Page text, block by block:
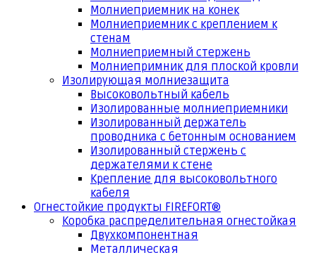
Молниеприемник на конек
Молниеприемник с креплением к
стенам
Молниеприемный стержень
Молниепримник для плоской кровли
Изолирующая молниезащита
Высоковольтный кабель
Изолированные молниеприемники
Изолированный держатель
проводника с бетонным основанием
Изолированный стержень с
держателями к стене
Крепление для высоковольтного
кабеля
Огнестойкие продукты FIREFORT®
Коробка распределительная огнестойкая
Двухкомпонентная
Металлическая